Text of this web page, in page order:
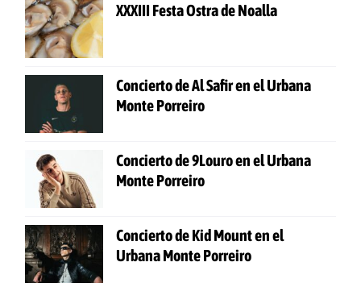
XXXIII Festa Ostra de Noalla
Concierto de Al Safir en el Urbana
Monte Porreiro
Concierto de 9Louro en el Urbana
Monte Porreiro
Concierto de Kid Mount en el
Urbana Monte Porreiro